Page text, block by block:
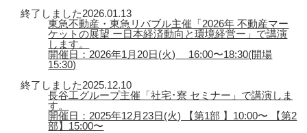
終了しました2026.01.13
東急不動産・東急リバブル主催「2026年 不動産マー
ケットの展望 ー日本経済動向と環境経営ー」で講演
します。
開催日：2026年1月20日(火) 16:00〜18:30(開場
15:30)
終了しました2025.12.10
長谷工グループ主催「社宅･寮 セミナー」で講演しま
す。
開催日：2025年12月23日(火) 【第1部 】10:00〜 【第2
部】15:00〜